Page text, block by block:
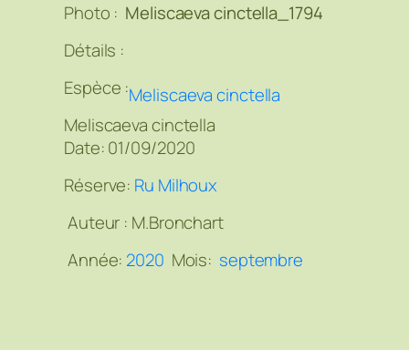
Photo : Meliscaeva cinctella_1794
Détails :
Espèce :Meliscaeva cinctella
Meliscaeva cinctella
Date: 01/09/2020
Réserve: Ru Milhoux
Auteur : M.Bronchart
Année: 2020 Mois: septembre